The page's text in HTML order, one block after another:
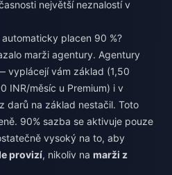
největší neznalostí v
placen 90 %?
marži agentury. Agentury
vyplácejí vám základ (1,50
INR/měsíc u Premium) i v
darů na základ nestačil. Toto
90% sazba se aktivuje pouze
vysoký na to, aby
provizí, nikoliv na marži z